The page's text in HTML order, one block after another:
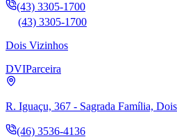
(43) 3305-1700
(43) 3305-1700
Dois Vizinhos
DVIParceira
R. Iguaçu, 367 - Sagrada Família,
(46) 3536-4136